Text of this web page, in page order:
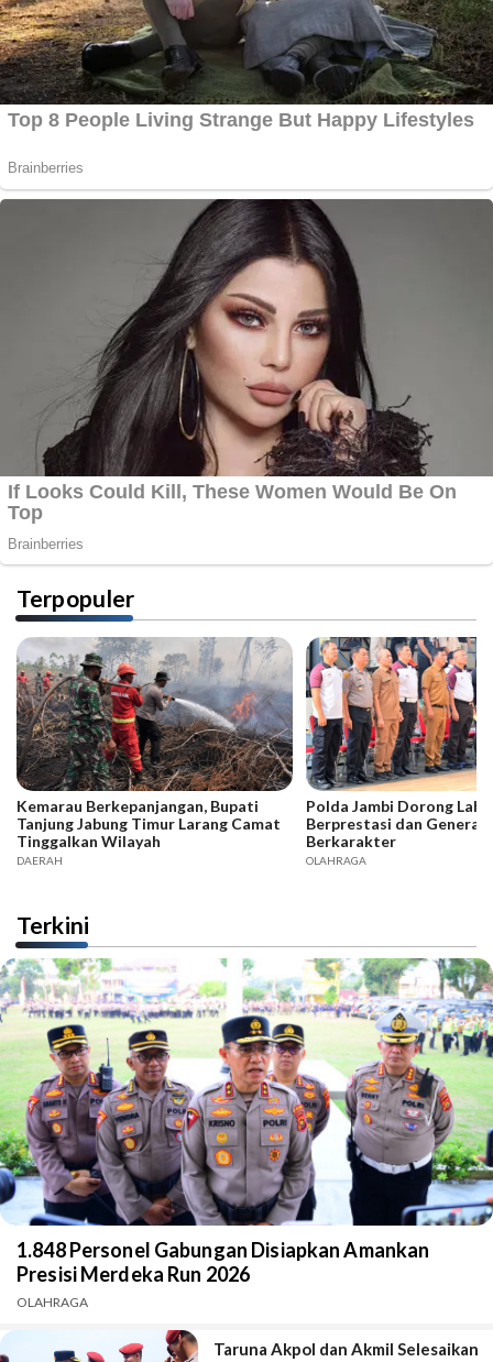
Terpopuler
Kemarau Berkepanjangan, Bupati
Tanjung Jabung Timur Larang Camat
Tinggalkan Wilayah
DAERAH
Polda Jambi Dorong
Berprestasi dan
Berkarakter
OLAHRAGA
Terkini
1.848 Personel Gabungan Disiapkan Amankan
Presisi Merdeka Run 2026
OLAHRAGA
Taruna Akpol dan Akmil Selesaikan